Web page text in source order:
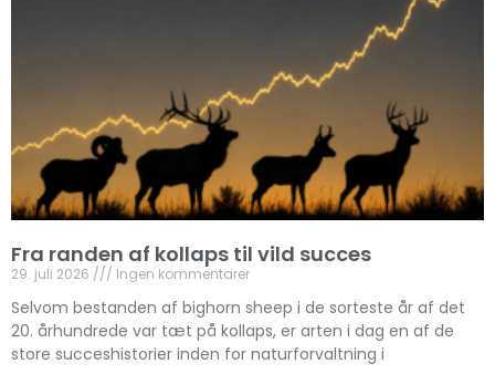
Fra randen af kollaps til vild succes
29. juli 2026 Ingen kommentarer
Selvom bestanden af bighorn sheep i de sorteste år af det
20. århundrede var tæt på kollaps, er arten i dag en af de
store succeshistorier inden for naturforvaltning i